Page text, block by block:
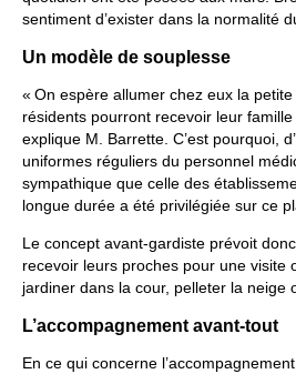
sentiment d’exister dans la normalité
Un modèle de souplesse
« On espère allumer chez eux la
résidents pourront recevoir leur
explique M. Barrette. C’est pourquoi,
uniformes réguliers du personnel
sympathique que celle des
longue durée a été privilégiée sur ce
Le concept avant-gardiste prévoit
recevoir leurs proches pour une visite
jardiner dans la cour, pelleter la
L’accompagnement avant-tout
En ce qui concerne